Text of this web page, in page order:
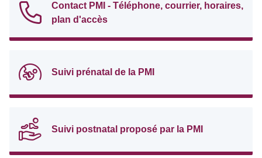
Contact PMI - Téléphone, courrier, horaires,
plan d'accès
Suivi prénatal de la PMI
Suivi postnatal proposé par la PMI